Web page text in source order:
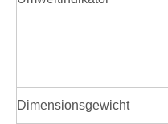
Dimensionsgewicht